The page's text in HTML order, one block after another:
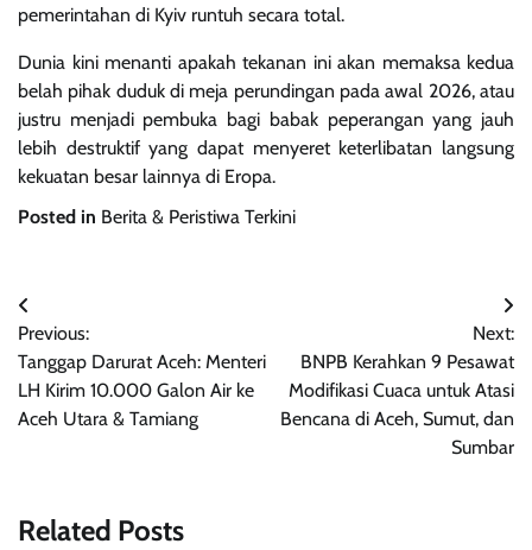
pemerintahan di Kyiv runtuh secara total.
Dunia kini menanti apakah tekanan ini akan memaksa kedua
belah pihak duduk di meja perundingan pada awal 2026, atau
justru menjadi pembuka bagi babak peperangan yang jauh
lebih destruktif yang dapat menyeret keterlibatan langsung
kekuatan besar lainnya di Eropa.
Posted in Berita & Peristiwa Terkini
Navigasi
pos
Previous:
Tanggap Darurat Aceh: Menteri
LH Kirim 10.000 Galon Air ke
Aceh Utara & Tamiang
Next:
BNPB Kerahkan 9 Pesawat
Modifikasi Cuaca untuk Atasi
Bencana di Aceh, Sumut, dan
Sumbar
Related Posts